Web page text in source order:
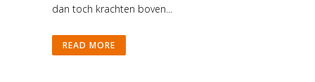
dan toch krachten boven...
READ MORE